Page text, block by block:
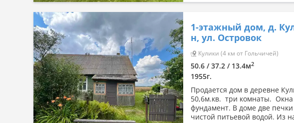
1-этажный дом, д.
н, ул. Островок
Кулики (4 км от Гольчичей)
50.6 / 37.2 / 13.4м2
1955г.
Продается дом в деревне
50,6м.кв. три комнаты.
фундамент. В доме две
чистой питьевой водой. Из